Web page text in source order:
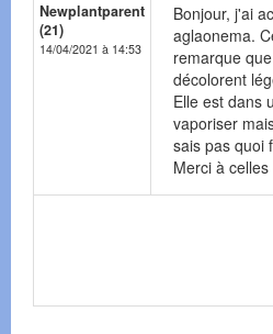
Newplantparent
(21)
14/04/2021 à 14:53
Bonjour, j'ai
aglaonema.
remarque
décolorent
Elle est dans
vaporiser
sais pas quoi
Merci à